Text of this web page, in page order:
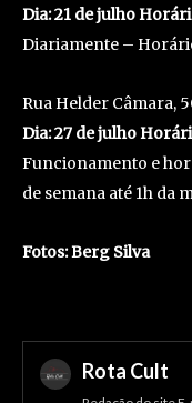
​Dia: 21 de julho
Diariamente –
Rua Helder Câmara,
​Dia: 27 de julho
Funcionamento e
de semana até 1h da
Fotos: Berg Silva
Rota Cult